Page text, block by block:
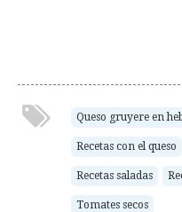
Queso gruyere en
Recetas con el queso
Recetas saladas
Tomates secos